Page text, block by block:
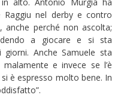
Raggiu nel derby e contro
anche perché non ascolta;
a giocare e si sta
Anche Samuele sta
e invece se l’è
è espresso molto bene. In